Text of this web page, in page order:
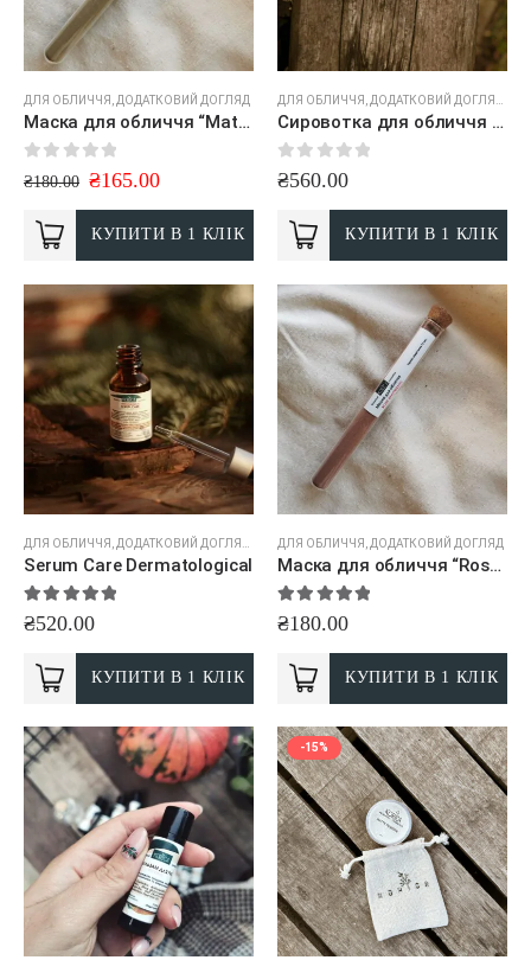
ДЛЯ ОБЛИЧЧЯ ДОДАТКОВИЙ ДОГЛЯД
Маска для обличчя “Matcha & Aloe”
0 out of 5
₴180.00 ₴165.00
КУПИТИ В 1 КЛІК
ДЛЯ ОБЛИЧЧЯ ДОДАТКОВИЙ ДОГЛЯД
Сировотка для обличчя “Shine”
0out of 5
₴560.00
КУПИТИ В 1 КЛІК
ДЛЯ ОБЛИЧЧЯ ДОДАТКОВИЙ ДОГЛЯД КРЕМИ
Serum Care Dermatological
5.00out of 5
₴520.00
КУПИТИ В 1 КЛІК
ДЛЯ ОБЛИЧЧЯ ДОДАТКОВИЙ ДОГЛЯД
Маска для обличчя “Rose & Nutrients”
5.00out of 5
₴180.00
КУПИТИ В 1 КЛІК
-15%